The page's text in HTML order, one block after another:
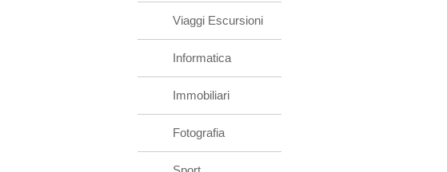
Viaggi Escursioni
Informatica
Immobiliari
Fotografia